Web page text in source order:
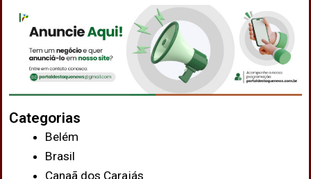
Categorias
Belém
Brasil
Canaã dos Carajás